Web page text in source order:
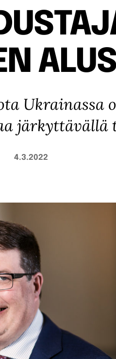
Ukrainassa
järkyttävällä
4.3.2022